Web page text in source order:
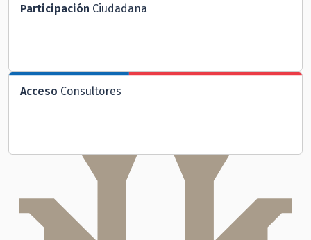
Participación Ciudadana
Acceso Consultores